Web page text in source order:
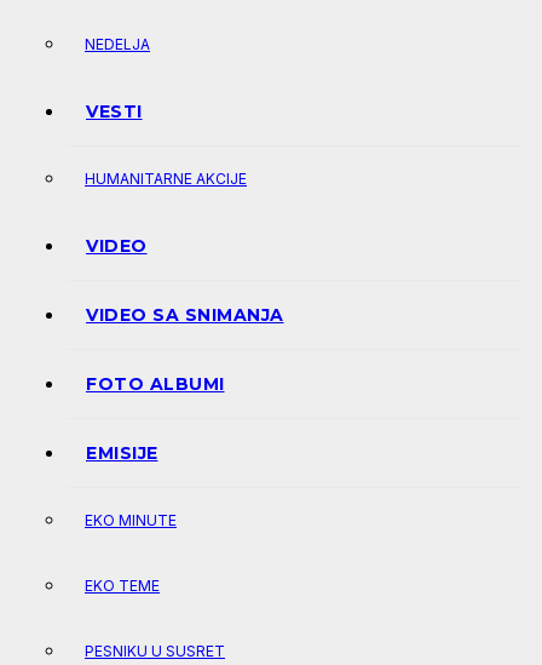
NEDELJA
VESTI
HUMANITARNE AKCIJE
VIDEO
VIDEO SA SNIMANJA
FOTO ALBUMI
EMISIJE
EKO MINUTE
EKO TEME
PESNIKU U SUSRET